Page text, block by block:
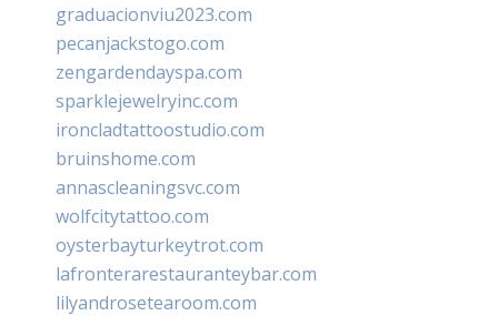
graduacionviu2023.com
pecanjackstogo.com
zengardendayspa.com
sparklejewelryinc.com
ironcladtattoostudio.com
bruinshome.com
annascleaningsvc.com
wolfcitytattoo.com
oysterbayturkeytrot.com
lafronterarestauranteybar.com
lilyandrosetearoom.com